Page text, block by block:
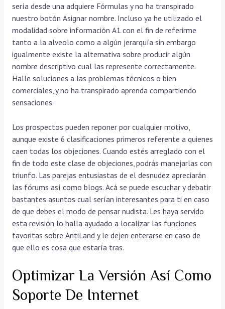
serí­a desde una adquiere Fórmulas y no ha transpirado
nuestro botón Asignar nombre. Incluso ya he utilizado el
modalidad sobre información A1 con el fin de referirme
tanto a la alveolo como a algún jerarquía sin embargo
igualmente existe la alternativa sobre producir algún
nombre descriptivo cual las represente correctamente.
Halle soluciones a las problemas técnicos o bien
comerciales, y no ha transpirado aprenda compartiendo
sensaciones.
Los prospectos pueden reponer por cualquier motivo,
aunque existe 6 clasificaciones primeros referente a quienes
caen todas los objeciones. Cuando estés arreglado con el
fin de todo este clase de objeciones, podrás manejarlas con
triunfo. Las parejas entusiastas de el desnudez apreciarán
las fórums así­ como blogs. Acá se puede escuchar y debatir
bastantes asuntos cual serían interesantes para ti en caso
de que debes el modo de pensar nudista. Les haya servido
esta revisión lo halla ayudado a localizar las funciones
favoritas sobre AntiLand y le dejen enterarse en caso de
que ello es cosa que estaría tras.
Optimizar La Versión Así­ Como
Soporte De Internet